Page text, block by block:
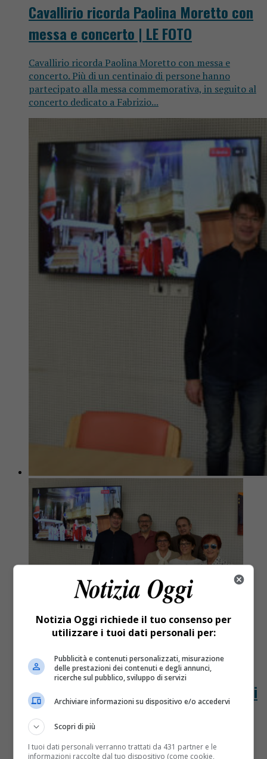
Cavallirio ricorda Paolina Moretto con
messa e concerto | LE FOTO
Cavallirio ricorda Paolina Moretto con messa e
concerto. Più di un centinaio di persone hanno
partecipato alla messa commemorativa, in seguito al
concerto dedicato a Fabrizio...
Attualità7 anni fa
Gattinara messa “in diretta” in casa di
riposo grazie alla webcam
Gattinara messa “in diretta” in casa di riposo grazie
alla webcam. Tra i telespettatori che
Notizia Oggi richiede il tuo consenso per
utilizzare i tuoi dati personali per:
Pubblicità e contenuti personalizzati, misurazione
delle prestazioni dei contenuti e degli annunci,
ricerche sul pubblico, sviluppo di servizi
Archiviare informazioni su dispositivo e/o accedervi
Scopri di più
I tuoi dati personali verranno trattati da 431 partner e le
informazioni raccolte dal tuo dispositivo (come cookie,